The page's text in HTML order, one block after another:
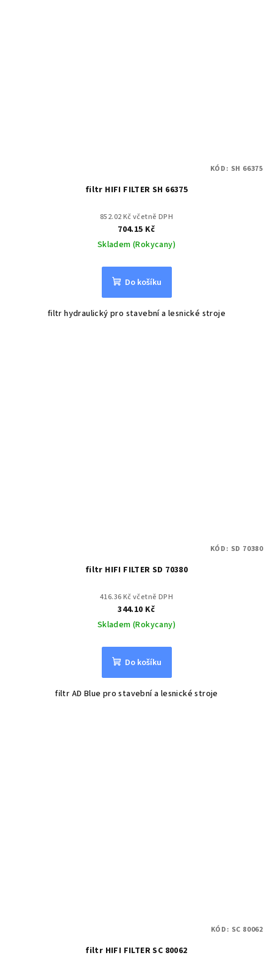
filtr HIFI FILTER SH 66375
852.02 Kč včetně DPH
704.15 Kč
Skladem (Rokycany)
Do košíku
filtr hydraulický pro stavební a lesnické stroje
KÓD: SH 66375
filtr HIFI FILTER SD 70380
416.36 Kč včetně DPH
344.10 Kč
Skladem (Rokycany)
Do košíku
filtr AD Blue pro stavební a lesnické stroje
KÓD: SD 70380
filtr HIFI FILTER SC 80062
KÓD: SC 80062